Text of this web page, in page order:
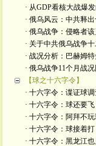
· 从GDP看核大战爆
· 俄乌风云：中共释
· 俄乌战争：侵略者
· 关于中共俄乌战争
· 战况分析：巴赫姆
· 俄乌战争11个月战况
【球之十六字令】
· 十六字令：谍证球
· 十六字令：球还要飞
· 十六字令：阿拜不玩
· 十六字令：球接着打
· 十六字令：黑龙江